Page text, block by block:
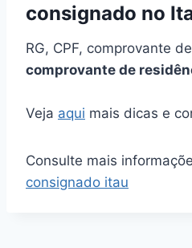
consignado no
RG, CPF, comprovante
comprovante de
Veja aqui mais dicas e
Consulte mais
consignado itau